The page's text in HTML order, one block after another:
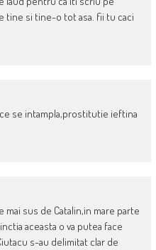
tine si tine-o tot asa. fii tu caci
se intampla,prostitutie ieftina
sus de Catalin,in mare parte
aceasta o va putea face
s-au delimitat clar de